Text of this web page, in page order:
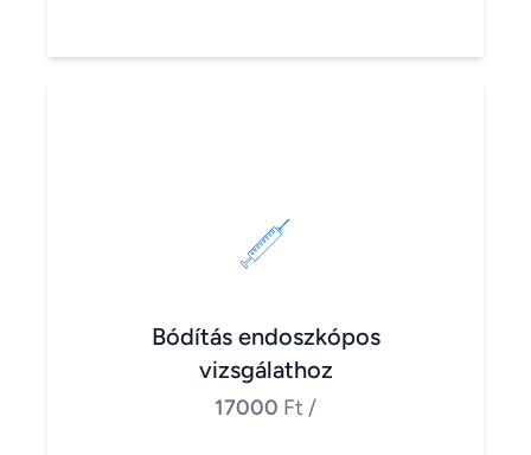
Bódítás endoszkópos
vizsgálathoz
17000 Ft /